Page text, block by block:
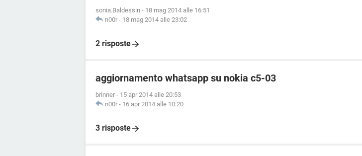
sonia.Baldessin - 18 mag 2014 alle 16:51
n00r - 18 mag 2014 alle 23:02
2 risposte
aggiornamento whatsapp su nokia c5-03
brinner - 15 apr 2014 alle 20:53
n00r - 16 apr 2014 alle 10:20
3 risposte